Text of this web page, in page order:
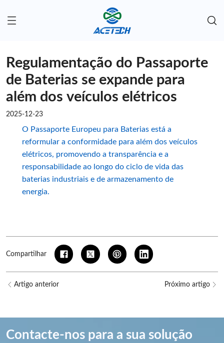
Regulamentação do Passaporte
de Baterias se expande para
além dos veículos elétricos
2025-12-23
O Passaporte Europeu para Baterias está a
reformular a conformidade para além dos veículos
elétricos, promovendo a transparência e a
responsabilidade ao longo do ciclo de vida das
baterias industriais e de armazenamento de
energia.
Compartilhar
Artigo anterior Próximo artigo
Contacte-nos para a sua solução